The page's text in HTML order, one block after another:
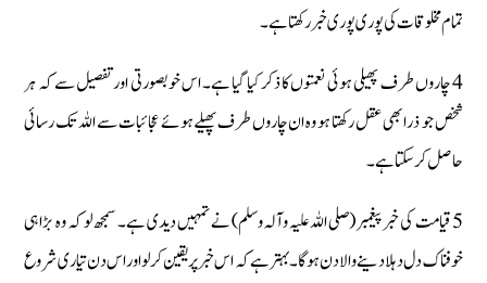
تمام مخلوقات کی پوری پوری خبر رکھتا ہے۔
4 چاروں طرف پھیلی ہوئی نعمتوں کا ذکر کیا گیا ہے۔ اس خوبصورتی اور تفصیل سے کہ ہر
شخص جو ذرا بھی عقل رکھتا ہو وہ ان چاروں طرف پھیلے ہوئے عجائبات سے اللہ تک رسائی
حاصل کرسکتا ہے۔
5 قیامت کی خبر پیغمبر (صلی اللہ علیہ وآلہ وسلم) نے تمہیں دیدی ہے۔ سمجھ لو کہ وہ بڑا ہی
خوفناک دل دہلادینے والا دن ہوگا۔ بہتر ہے کہ اس خبر پر یقین کرلو اور اس دن تیاری شروع